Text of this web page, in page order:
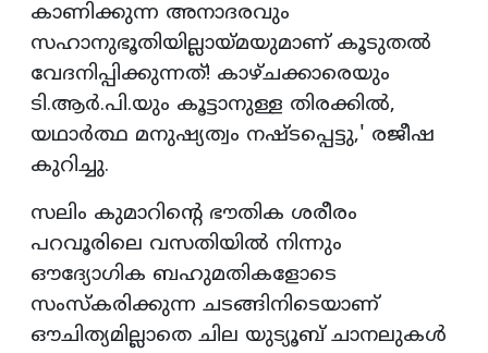
കാണിക്കുന്ന അനാദരവും
സഹാനുഭൂതിയില്ലായ്മയുമാണ് കൂടുതല്‍
വേദനിപ്പിക്കുന്നത്! കാഴ്ചക്കാരെയും
ടി.ആര്‍.പി.യും കൂട്ടാനുള്ള തിരക്കില്‍,
യഥാര്‍ത്ഥ മനുഷ്യത്വം നഷ്ടപ്പെട്ടു,' രജീഷ
കുറിച്ചു.
സലിം കുമാറിന്റെ ഭൗതിക ശരീരം
പറവൂരിലെ വസതിയില്‍ നിന്നും
ഔദ്യോഗിക ബഹുമതികളോടെ
സംസ്‌കരിക്കുന്ന ചടങ്ങിനിടെയാണ്
ഔചിത്യമില്ലാതെ ചില യുട്യൂബ് ചാനലുകള്‍